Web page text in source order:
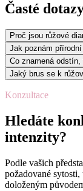
Časté
Proč jsou růžové
Jak poznám
Co znamená
Jaký brus se k
Konzultace
Hledáte
intenzity?
Podle vašich
požadované
doloženým